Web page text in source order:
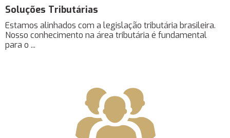
Soluções Tributárias
Estamos alinhados com a legislação tributária brasileira.
Nosso conhecimento na área tributária é fundamental
para o ...